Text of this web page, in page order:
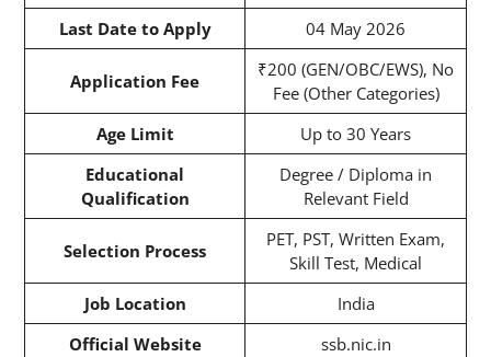
Last Date to Apply
04 May 2026
Application Fee
₹200 (GEN/OBC/EWS), No
Fee (Other Categories)
Age Limit
Up to 30 Years
Educational
Qualification
Degree / Diploma in
Relevant Field
Selection Process
PET, PST, Written Exam,
Skill Test, Medical
Job Location
India
Official Website
ssb.nic.in